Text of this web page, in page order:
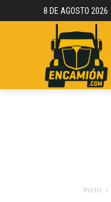
8 DE AGOSTO 2026
Inicio